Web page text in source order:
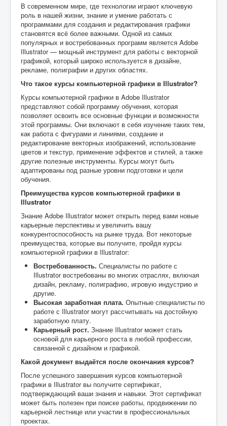
В современном мире, где технологии играют ключевую
роль в нашей жизни, знание и умение работать с
программами для создания и редактирования графики
становятся всё более важными. Одной из самых
популярных и востребованных программ является Adobe
Illustrator — мощный инструмент для работы с векторной
графикой, который широко используется в дизайне,
рекламе, полиграфии и других областях.
Что такое курсы компьютерной графики в Illustrator?
Курсы компьютерной графики в Adobe Illustrator
представляют собой программу обучения, которая
позволяет освоить все основные функции и возможности
этой программы. Они включают в себя изучение таких тем,
как работа с фигурами и линиями, создание и
редактирование векторных изображений, использование
цветов и текстур, применение эффектов и стилей, а также
другие полезные инструменты. Курсы могут быть
адаптированы под разные уровни подготовки и цели
обучения.
Преимущества курсов компьютерной графики в
Illustrator
Знание Adobe Illustrator может открыть перед вами новые
карьерные перспективы и увеличить вашу
конкурентоспособность на рынке труда. Вот некоторые
преимущества, которые вы получите, пройдя курсы
компьютерной графики в Illustrator:
Востребованность. Специалисты по работе с
Illustrator востребованы во многих отраслях, включая
дизайн, рекламу, полиграфию, игровую индустрию и
другие.
Высокая заработная плата. Опытные специалисты по
работе с Illustrator могут рассчитывать на достойную
заработную плату.
Карьерный рост. Знание Illustrator может стать
основой для карьерного роста в любой профессии,
связанной с дизайном и графикой.
Какой документ выдаётся после окончания курсов?
После успешного завершения курсов компьютерной
графики в Illustrator вы получите сертификат,
подтверждающий ваши знания и навыки. Этот сертификат
может быть полезен при поиске работы, продвижении по
карьерной лестнице или участии в профессиональных
проектах.